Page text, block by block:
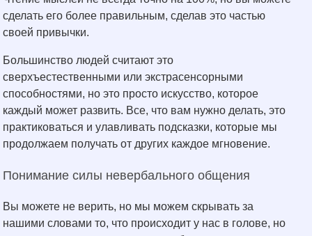
сделать его более правильным, сделав это частью
своей привычки.
Большинство людей считают это
сверхъестественными или экстрасенсорными
способностями, но это просто искусство, которое
каждый может развить. Все, что вам нужно делать, это
практиковаться и улавливать подсказки, которые мы
продолжаем получать от других каждое мгновение.
Понимание силы невербального общения
Вы можете не верить, но мы можем скрывать за
нашими словами то, что происходит у нас в голове, но